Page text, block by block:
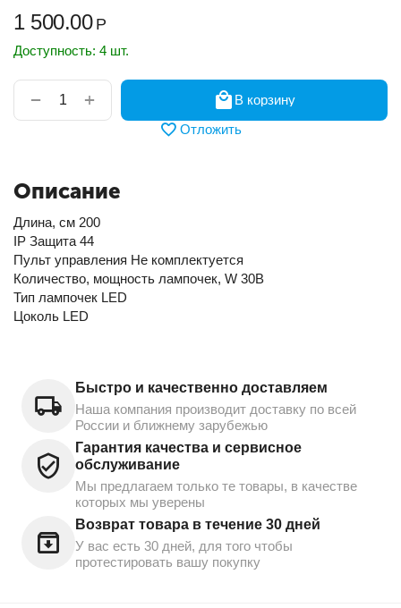
1 500.00 Р
Доступность: 4 шт.
+
−
В корзину
Отложить
Описание
Длина, см 200
IP Защита 44
Пульт управления Не комплектуется
Количество, мощность лампочек, W 30В
Тип лампочек LED
Цоколь LED
Быстро и качественно доставляем
Наша компания производит доставку по всей
России и ближнему зарубежью
Гарантия качества и сервисное
обслуживание
Мы предлагаем только те товары, в качестве
которых мы уверены
Возврат товара в течение 30 дней
У вас есть 30 дней, для того чтобы
протестировать вашу покупку